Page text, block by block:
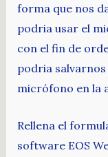
forma que nos
podria usar el
con el fin de
podria
micrófono en la
Rellena el
software EOS